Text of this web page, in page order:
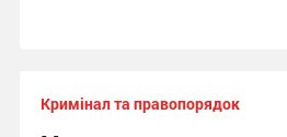
Кримінал та правопорядок